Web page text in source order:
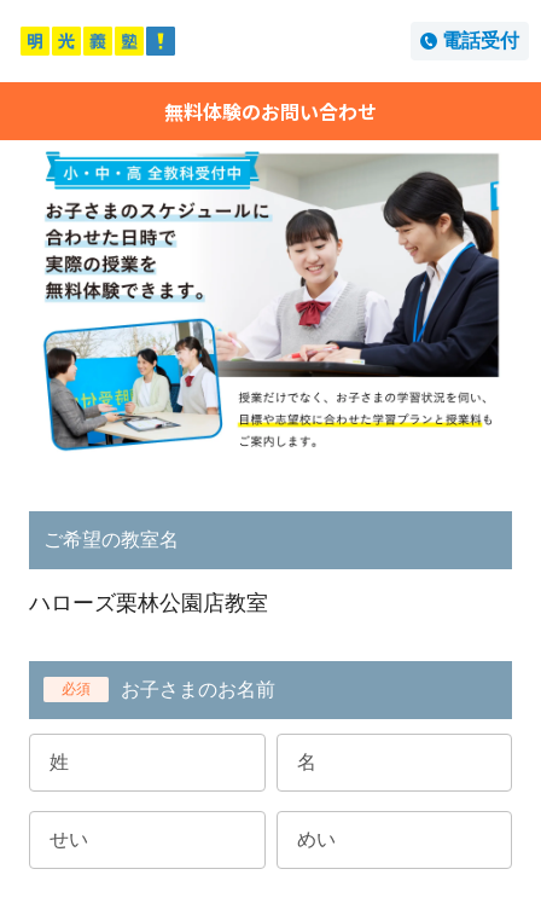
電話受付
無料体験のお問い合わせ
ご希望の教室名
ハローズ栗林公園店教室
必須 お子さまのお名前